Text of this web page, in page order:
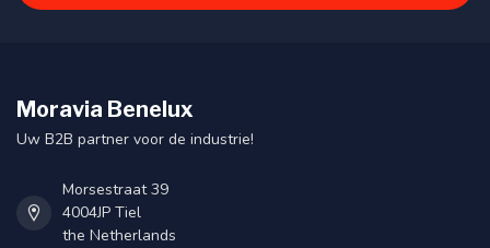
Moravia Benelux
Uw B2B partner voor de industrie!
Morsestraat 39
4004JP Tiel
the Netherlands